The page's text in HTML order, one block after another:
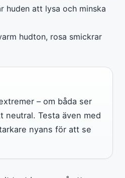
huden att lysa och minska
hudton, rosa smickrar
– om båda ser
neutral. Testa även med
nyans för att se